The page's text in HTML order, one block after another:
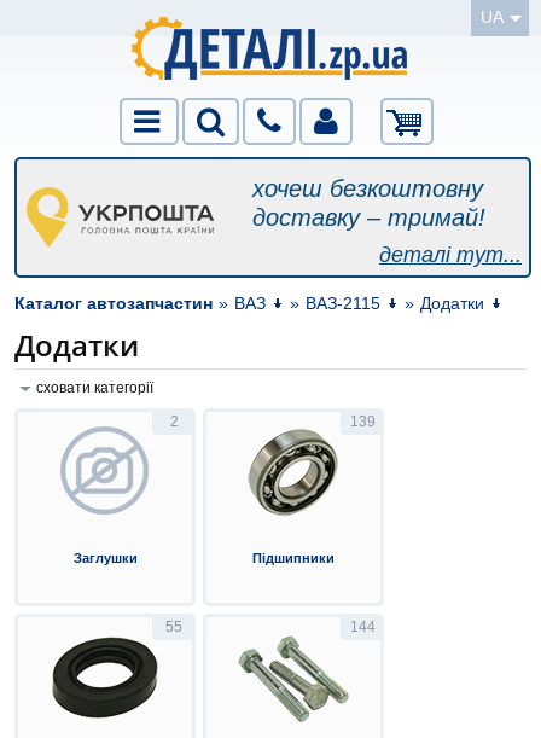
UA
хочеш безкоштовну
доставку – тримай!
деталі тут...
Каталог автозапчастин » ВАЗ » ВАЗ-2115 » Додатки
Додатки
сховати категорії
2
Заглушки
139
Підшипники
55 144